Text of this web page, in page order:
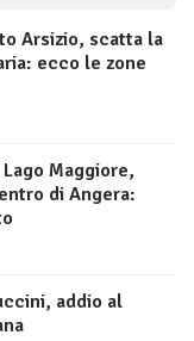
Arsizio, scatta la
ecco le zone
Maggiore,
di Angera:
addio al